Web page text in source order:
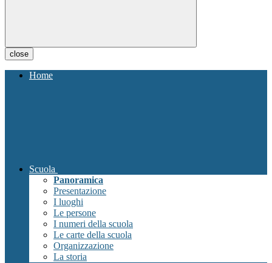
close
Home
Scuola
Panoramica
Presentazione
I luoghi
Le persone
I numeri della scuola
Le carte della scuola
Organizzazione
La storia